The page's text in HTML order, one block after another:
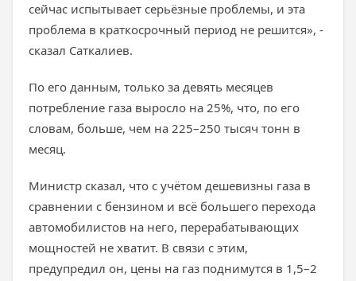
сейчас испытывает серьёзные проблемы, и эта
проблема в краткосрочный период не решится», -
сказал Саткалиев.
По его данным, только за девять месяцев
потребление газа выросло на 25%, что, по его
словам, больше, чем на 225–250 тысяч тонн в
месяц.
Министр сказал, что с учётом дешевизны газа в
сравнении с бензином и всё большего перехода
автомобилистов на него, перерабатывающих
мощностей не хватит. В связи с этим,
предупредил он, цены на газ поднимутся в 1,5–2